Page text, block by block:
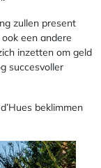
zullen present
een andere
inzetten om geld
succesvoller
beklimmen